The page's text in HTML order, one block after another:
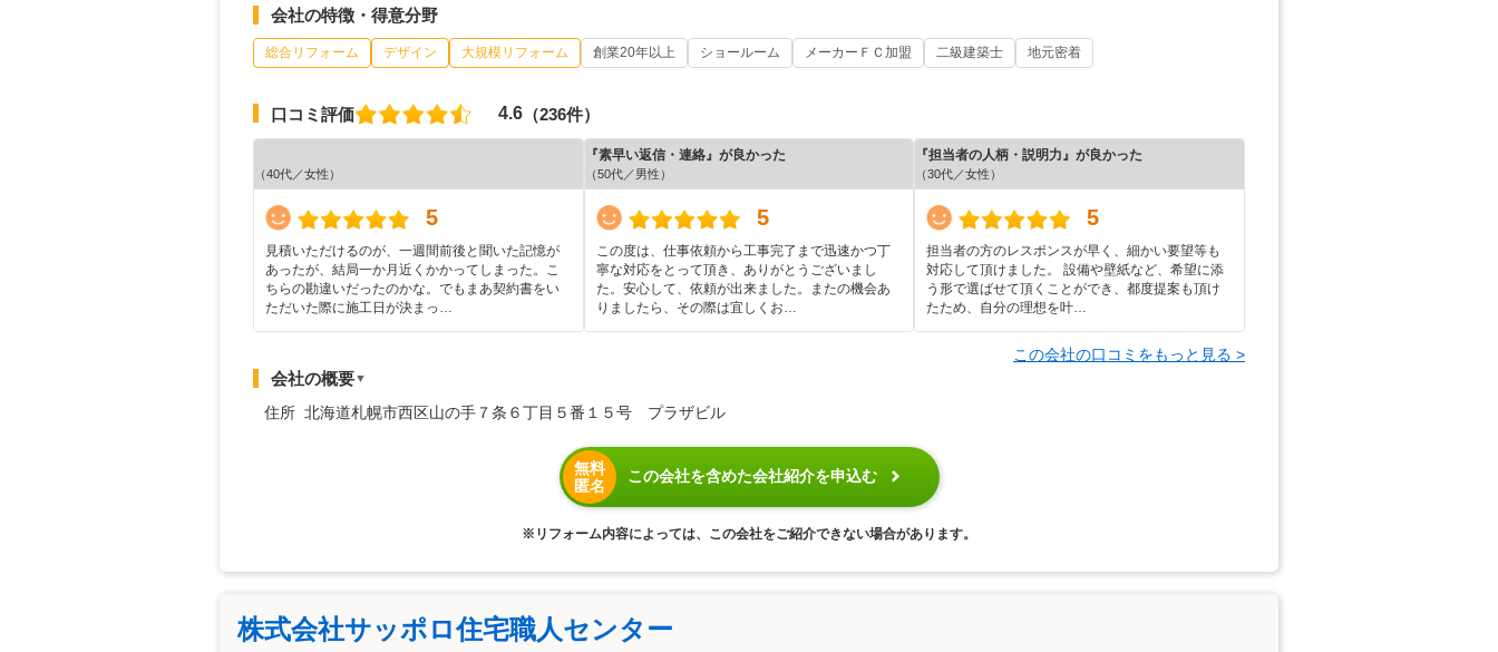
会社の特徴・得意分野
総合リフォーム デザイン 大規模リフォーム 創業20年以上 ショールーム メーカーＦＣ加盟 二級建築士 地元密着
口コミ評価 4.6 （236件）
（40代／女性）
5
見積いただけるのが、一週間前後と聞いた記憶が
あったが、結局一か月近くかかってしまった。こ
ちらの勘違いだったのかな。でもまあ契約書をい
ただいた際に施工日が決まっ…
『素早い返信・連絡』が良かった
（50代／男性）
5
この度は、仕事依頼から工事完了まで迅速かつ丁
寧な対応をとって頂き、ありがとうございまし
た。安心して、依頼が出来ました。またの機会あ
りましたら、その際は宜しくお…
『担当者の人柄・説明力』が良かった
（30代／女性）
5
担当者の方のレスポンスが早く、細かい要望等も
対応して頂けました。 設備や壁紙など、希望に添
う形で選ばせて頂くことができ、都度提案も頂け
たため、自分の理想を叶…
この会社の口コミをもっと見る >
会社の概要▼
住所 北海道札幌市西区山の手７条６丁目５番１５号 プラザビル
無料
匿名
この会社を含めた会社紹介を申込む
※リフォーム内容によっては、この会社をご紹介できない場合があります。
株式会社サッポロ住宅職人センター